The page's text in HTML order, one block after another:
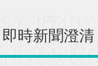
即時新聞澄清